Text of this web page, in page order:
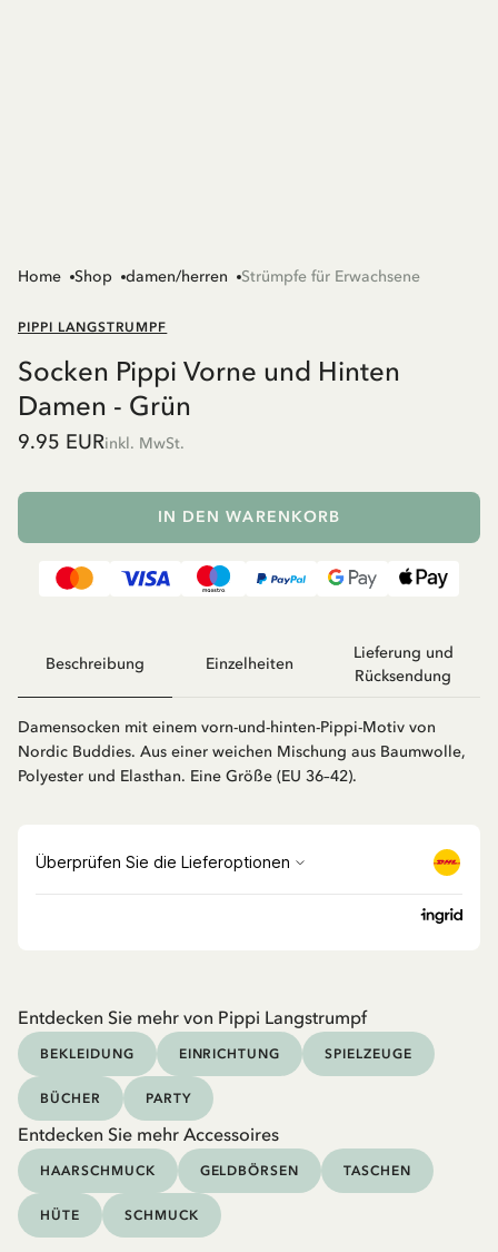
Home Shop damen/herren Strümpfe für Erwachsene
PIPPI LANGSTRUMPF
Socken Pippi Vorne und Hinten
Damen - Grün
9.95 EURinkl. MwSt.
IN DEN WARENKORB
Beschreibung Einzelheiten
Lieferung und
Rücksendung
Damensocken mit einem vorn-und-hinten-Pippi-Motiv von
Nordic Buddies. Aus einer weichen Mischung aus Baumwolle,
Polyester und Elasthan. Eine Größe (EU 36–42).
Entdecken Sie mehr von Pippi Langstrumpf
BEKLEIDUNG EINRICHTUNG SPIELZEUGE
BÜCHER PARTY
Entdecken Sie mehr Accessoires
HAARSCHMUCK GELDBÖRSEN TASCHEN
HÜTE SCHMUCK